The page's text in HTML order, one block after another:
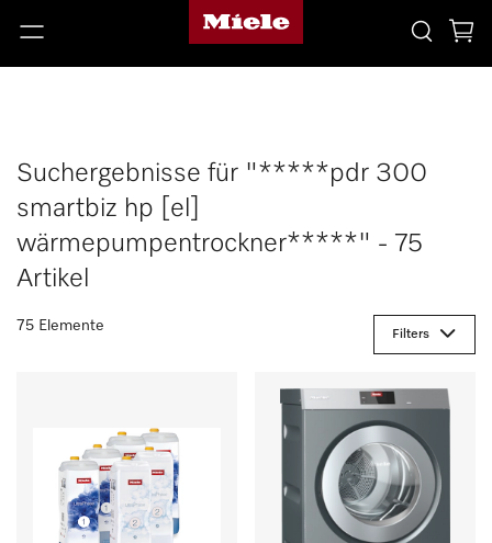
Suchergebnisse für "*****pdr 300
smartbiz hp [el]
wärmepumpentrockner*****" - 75
Artikel
75 Elemente
Filters